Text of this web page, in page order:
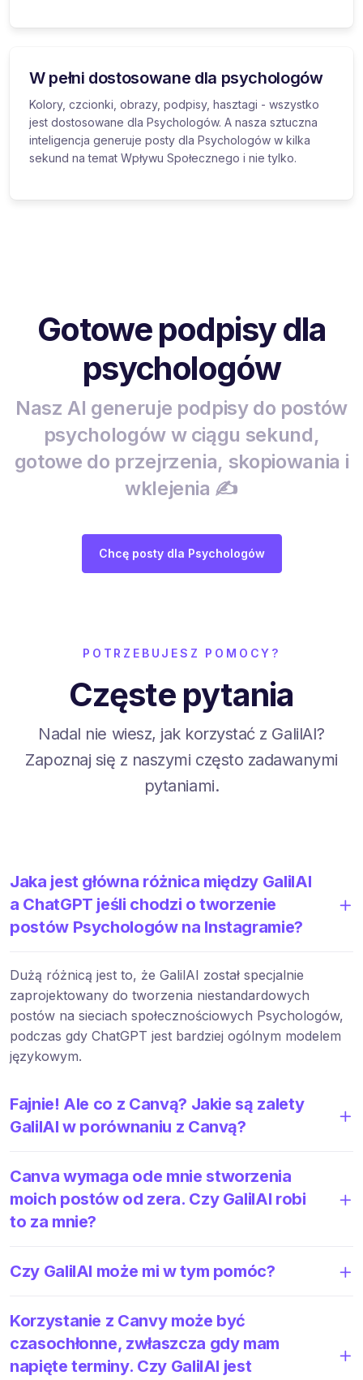
W pełni dostosowane dla psychologów
Kolory, czcionki, obrazy, podpisy, hasztagi - wszystko
jest dostosowane dla Psychologów. A nasza sztuczna
inteligencja generuje posty dla Psychologów w kilka
sekund na temat Wpływu Społecznego i nie tylko.
Gotowe podpisy dla
psychologów
Nasz AI generuje podpisy do postów
psychologów w ciągu sekund,
gotowe do przejrzenia, skopiowania i
wklejenia ✍️
Chcę posty dla Psychologów
POTRZEBUJESZ POMOCY?
Częste pytania
Nadal nie wiesz, jak korzystać z GalilAI?
Zapoznaj się z naszymi często zadawanymi
pytaniami.
Jaka jest główna różnica między GalilAI
a ChatGPT jeśli chodzi o tworzenie
postów Psychologów na Instagramie?
Dużą różnicą jest to, że GalilAI został specjalnie
zaprojektowany do tworzenia niestandardowych
postów na sieciach społecznościowych Psychologów,
podczas gdy ChatGPT jest bardziej ogólnym modelem
językowym.
Fajnie! Ale co z Canvą? Jakie są zalety
GalilAI w porównaniu z Canvą?
Canva wymaga ode mnie stworzenia
moich postów od zera. Czy GalilAI robi
to za mnie?
Czy GalilAI może mi w tym pomóc?
Korzystanie z Canvy może być
czasochłonne, zwłaszcza gdy mam
napięte terminy. Czy GalilAI jest